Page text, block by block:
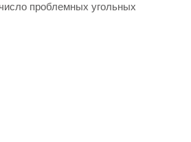
проблемных угольных